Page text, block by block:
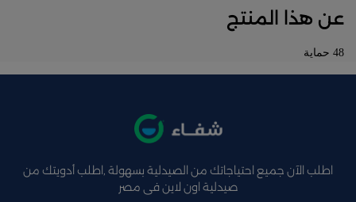
عن هذا المنتج
48 حماية
اطلب الآن جميع احتياجاتك من الصيدلية بسهولة ,اطلب أدويتك من
صيدلية اون لاين فى مصر